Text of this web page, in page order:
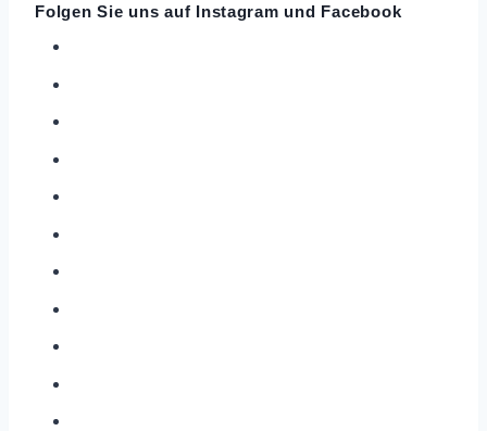
Folgen Sie uns auf Instagram und Facebook